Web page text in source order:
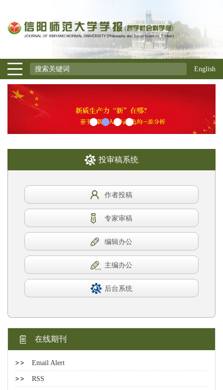
English
投审稿系统
作者投稿
专家审稿
编辑办公
主编办公
后台系统
在线期刊
Email Alert
RSS